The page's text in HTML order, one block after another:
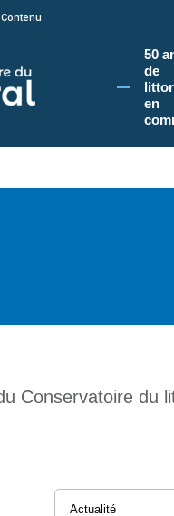
Conservatoire du littoral, vous
Contenu
50
de
en
Conservatoire du